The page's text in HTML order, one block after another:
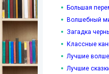
Большая
Волшебный
Загадка
Классные
Лучшие
Лучшие